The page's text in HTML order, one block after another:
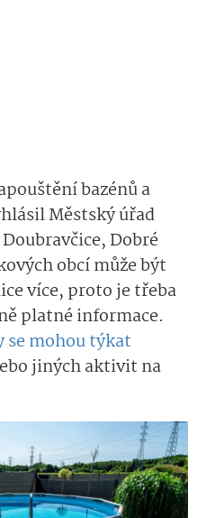
bazénů a
Městský úřad
Dobré
obcí může být
více, proto je třeba
platné informace.
se mohou týkat
jiných aktivit na